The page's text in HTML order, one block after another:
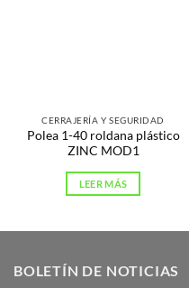
CERRAJERÍA Y SEGURIDAD
Polea 1-40 roldana plástico
ZINC MOD1
LEER MÁS
BOLETÍN DE NOTICIAS